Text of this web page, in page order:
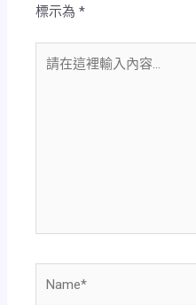
標示為*
在